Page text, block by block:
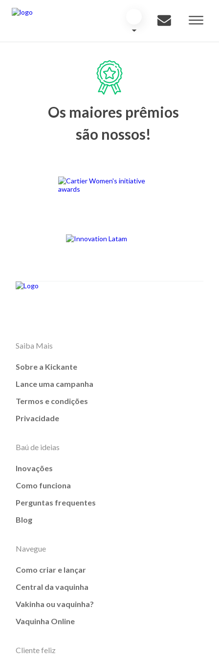
Os maiores prêmios
são nossos!
Saiba Mais
Sobre a Kickante
Lance uma campanha
Termos e condições
Privacidade
Baú de ideias
Inovações
Como funciona
Perguntas frequentes
Blog
Navegue
Como criar e lançar
Central da vaquinha
Vakinha ou vaquinha?
Vaquinha Online
Cliente feliz